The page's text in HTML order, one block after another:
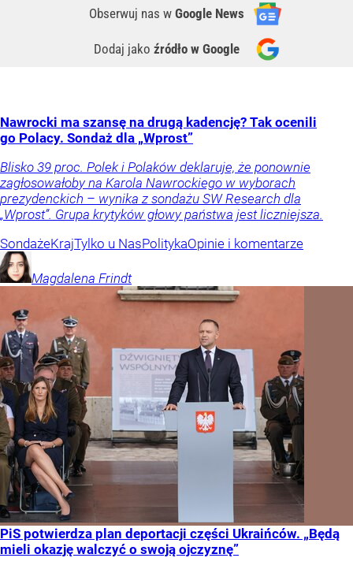
Obserwuj nas w Google News
Dodaj jako źródło w Google
Nawrocki ma szansę na drugą kadencję? Tak ocenili
go Polacy. Sondaż dla „Wprost”
Blisko 39 proc. Polek i Polaków deklaruje, że ponownie
zagłosowałoby na Karola Nawrockiego w wyborach
prezydenckich – wynika z sondażu SW Research dla
„Wprost”. Grupa krytyków głowy państwa jest liczniejsza.
SondażeKrajTylko u NasPolitykaOpinie i komentarze
Magdalena Frindt
PiS potwierdza plan deportacji części Ukraińców. „Będą
mieli okazję walczyć o swoją ojczyznę”